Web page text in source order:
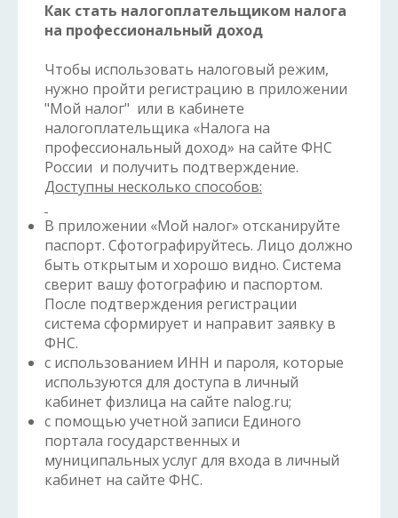
Как стать налогоплательщиком налога
на профессиональный доход
Чтобы использовать налоговый режим,
нужно пройти регистрацию в приложении
"Мой налог" или в кабинете
налогоплательщика «Налога на
профессиональный доход» на сайте ФНС
России и получить подтверждение.
Доступны несколько способов:
В приложении «Мой налог» отсканируйте
паспорт. Сфотографируйтесь. Лицо должно
быть открытым и хорошо видно. Система
сверит вашу фотографию и паспортом.
После подтверждения регистрации
система сформирует и направит заявку в
ФНС.
c использованием ИНН и пароля, которые
используются для доступа в личный
кабинет физлица на сайте nalog.ru;
с помощью учетной записи Единого
портала государственных и
муниципальных услуг для входа в личный
кабинет на сайте ФНС.